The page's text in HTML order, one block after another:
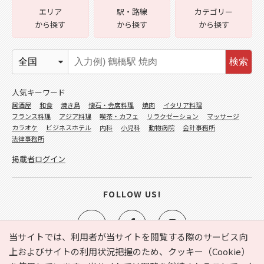
当サイトでは、利用者が当サイトを閲覧する際のサービス向
上およびサイトの利用状況把握のため、クッキー（Cookie）
エリア
から探す
駅・路線
から探す
カテゴリー
から探す
検索
人気キーワード
居酒屋 和食 焼き鳥 懐石・会席料理 焼肉
イタリア料理
フランス料理
アジア料理 喫茶・カフェ リラクゼーション
マッサージ
カラオケ
ビジネスホテル 内科 小児科 動物病院
会計事務所
法律事務所
掲載者ログイン
FOLLOW US!